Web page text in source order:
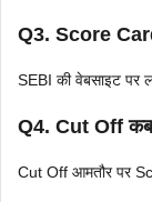
Q3. Score
SEBI की वेबसाइट पर
Q4. Cut Off कब
Cut Off आमतौर पर